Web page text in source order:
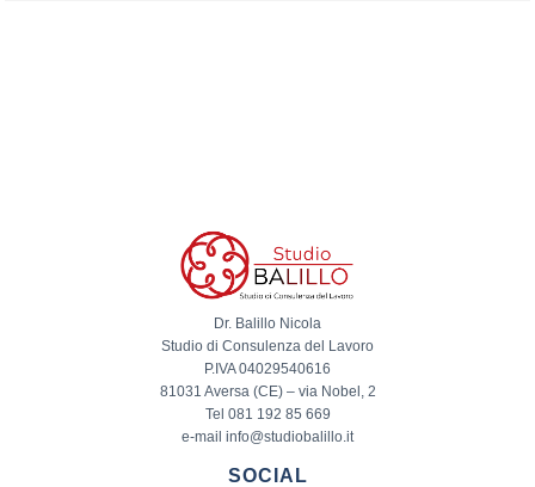
Dr. Balillo Nicola
Studio di Consulenza del Lavoro
P.IVA 04029540616
81031 Aversa (CE) – via Nobel, 2
Tel 081 192 85 669
e-mail info@studiobalillo.it
SOCIAL